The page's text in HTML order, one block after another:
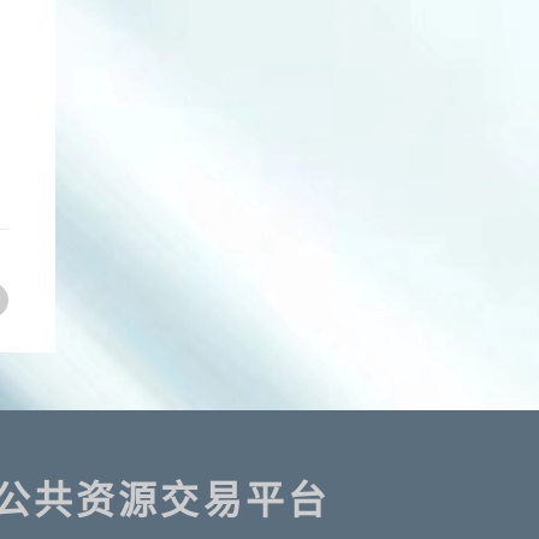
共资源交易平台